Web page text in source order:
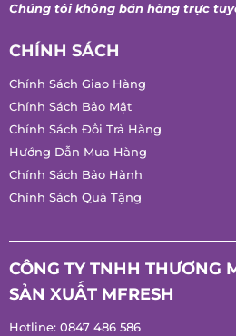
Chúng tôi không bán hàng trực
CHÍNH SÁCH
Chính Sách Giao Hàng
Chính Sách Bảo Mật
Chính Sách Đổi Trả Hàng
Hướng Dẫn Mua Hàng
Chính Sách Bảo Hành
Chính Sách Quà Tặng
CÔNG TY TNHH THƯƠNG
SẢN XUẤT MFRESH
Hotline: 0847 486 586